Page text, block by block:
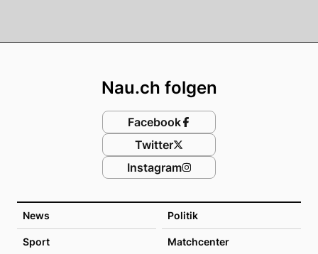
News Politik
Sport Matchcenter
Nau.ch folgen
Facebook
Twitter
Instagram